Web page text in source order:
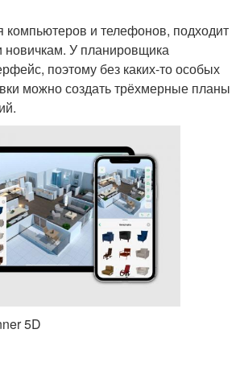
компьютеров и телефонов, подходит
У планировщика
поэтому без каких-то особых
можно создать трёхмерные планы
5D